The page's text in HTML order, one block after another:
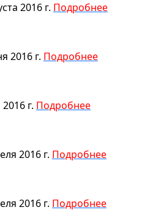
2016 г. Подробнее
2016 г. Подробнее
г. Подробнее
2016 г. Подробнее
2016 г. Подробнее